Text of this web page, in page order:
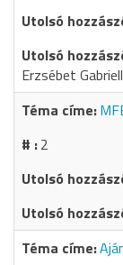
Erzsébet
2